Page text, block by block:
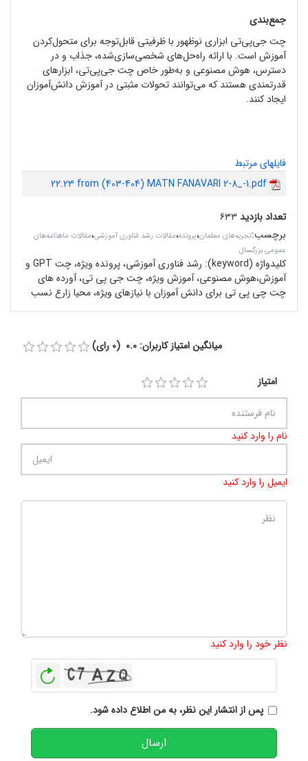
جمع‌بندی
چت جی‌پی‌تی ابزاری نوظهور با ظرفیتی قابل‌توجه برای متحول‌کردن
آموزش است. با ارائه راه‌حل‌های شخصی‌سازی‌شده، جذاب و در
دسترس، هوش مصنوعی و به‌طور خاص چت جی‌پی‌تی، ابزارهای
قدرتمندی هستند که می‌توانند تحولات مثبتی در آموزش دانش‌آموزان
ایجاد کنند.
فایلهای مرتبط
22.23 from (403-404) MATN FANAVARI 2-8_-1.pdf
تعداد بازدید ۶۳۳
برچسب:تجربه‌های معلمان،پرونده،مقالات رشد فناوری آموزشی،مقالات ماهنامه‌های
عمومی بزرگسال
کلیدواژه (keyword):
رشد فناوری آموزشی، پرونده ویژه،‌ چت GPT و
آموزش،هوش مصنوعی، آموزش ویژه، چت جی پی تی، آورده های
چت چی پی تی برای دانش آموزان با نیازهای ویژه، محیا زارع نسب
میانگین امتیاز کاربران: 0.0 (0 رای)
امتیاز
نام را وارد کنید
ایمیل را وارد کنید
نظر خود را وارد کنید
پس از انتشار این نظر، به من اطلاع داده شود.
ارسال